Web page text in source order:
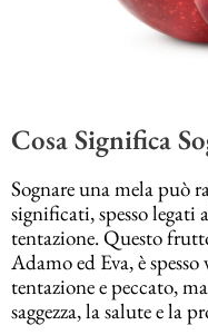
Cosa Significa
Sognare una mela può
significati, spesso legati
tentazione. Questo
Adamo ed Eva, è
tentazione e peccato,
saggezza, la salute e la